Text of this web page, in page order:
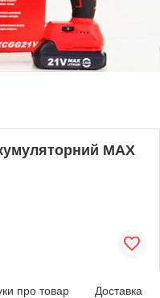
MAX
про товар Доставка